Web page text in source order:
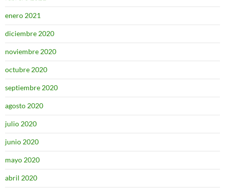
enero 2021
diciembre 2020
noviembre 2020
octubre 2020
septiembre 2020
agosto 2020
julio 2020
junio 2020
mayo 2020
abril 2020